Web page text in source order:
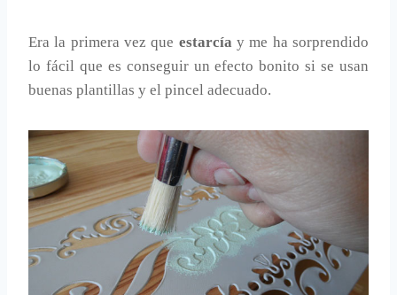
Era la primera vez que estarcíay me ha sorprendido
lo fácil que es conseguir un efecto bonito si se usan
buenas plantillas y el pincel adecuado.